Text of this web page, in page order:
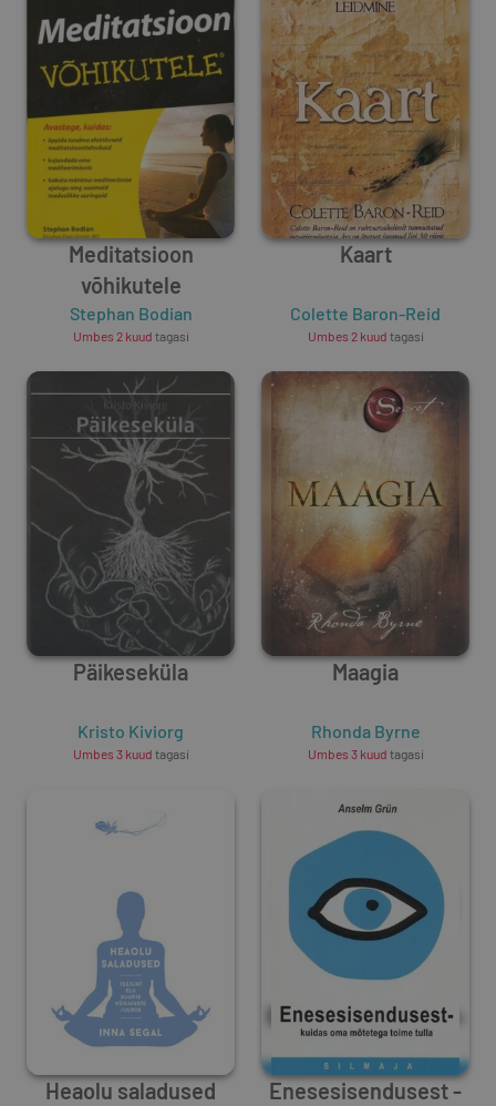
Meditatsioon
võhikutele
Stephan Bodian
Umbes 2 kuud tagasi
Kaart
Colette Baron-Reid
Umbes 2 kuud tagasi
Päikeseküla
Kristo Kiviorg
Umbes 3 kuud tagasi
Maagia
Rhonda Byrne
Umbes 3 kuud tagasi
Heaolu saladused
Enesesisendusest -